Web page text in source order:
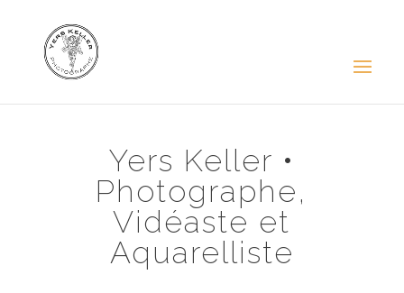
Yers Keller •
Photographe,
Vidéaste et
Aquarelliste